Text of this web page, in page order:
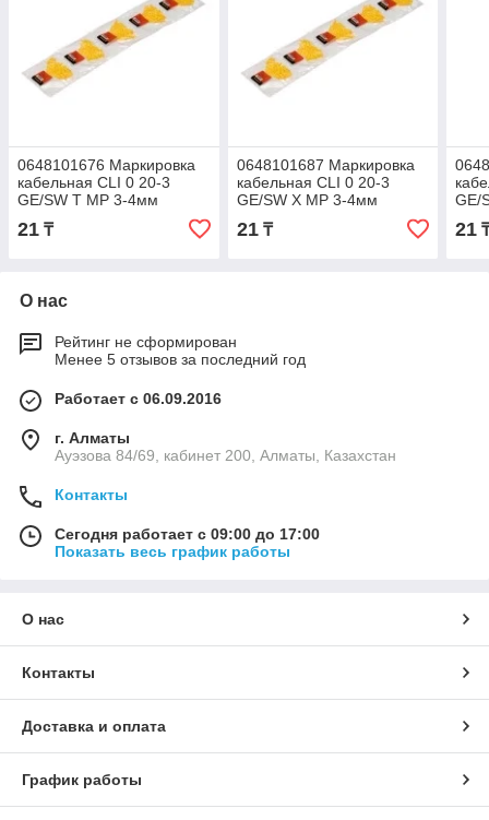
0648101676 Маркировка
кабельная CLI 0 20-3
GE/SW T MP 3-4мм
21 ₸
0648101687 Маркировка
кабельная CLI 0 20-3
GE/SW X MP 3-4мм
21₸
GE/
21
О нас
Рейтинг не сформирован
Менее 5 отзывов за последний год
Работает с 06.09.2016
г. Алматы
Ауэзова 84/69, кабинет 200, Алматы, Казахстан
Контакты
Сегодня работает с 09:00 до 17:00
Показать весь график работы
О нас
Контакты
Доставка и оплата
График работы